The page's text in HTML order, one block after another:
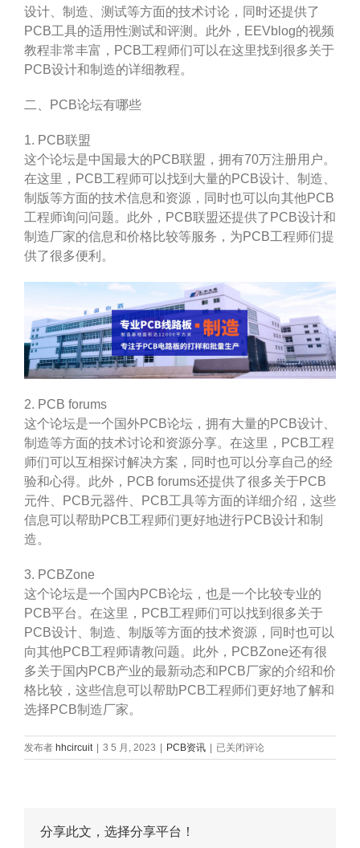
设计、制造、测试等方面的技术讨论，同时还提供了
PCB工具的适用性测试和评测。此外，EEVblog的视频
教程非常丰富，PCB工程师们可以在这里找到很多关于
PCB设计和制造的详细教程。
二、PCB论坛有哪些
1. PCB联盟
这个论坛是中国最大的PCB联盟，拥有70万注册用户。
在这里，PCB工程师可以找到大量的PCB设计、制造、
制版等方面的技术信息和资源，同时也可以向其他PCB
工程师询问问题。此外，PCB联盟还提供了PCB设计和
制造厂家的信息和价格比较等服务，为PCB工程师们提
供了很多便利。
2. PCB forums
这个论坛是一个国外PCB论坛，拥有大量的PCB设计、
制造等方面的技术讨论和资源分享。在这里，PCB工程
师们可以互相探讨解决方案，同时也可以分享自己的经
验和心得。此外，PCB forums还提供了很多关于PCB
元件、PCB元器件、PCB工具等方面的详细介绍，这些
信息可以帮助PCB工程师们更好地进行PCB设计和制
造。
3. PCBZone
这个论坛是一个国内PCB论坛，也是一个比较专业的
PCB平台。在这里，PCB工程师们可以找到很多关于
PCB设计、制造、制版等方面的技术资源，同时也可以
向其他PCB工程师请教问题。此外，PCBZone还有很
多关于国内PCB产业的最新动态和PCB厂家的介绍和价
格比较，这些信息可以帮助PCB工程师们更好地了解和
选择PCB制造厂家。
发布者 hhcircuit 3 5 月, 2023 PCB资讯
PCB
论
已关闭评论
分享此文，选择分享平台！